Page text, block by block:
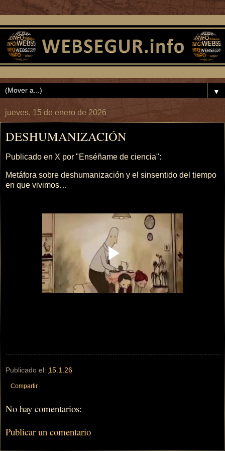
▼
jueves, 15 de enero de 2026
DESHUMANIZACIÓN
Publicado en X por "Enséñame de ciencia":
Metáfora sobre deshumanización y el sinsentido del tiempo
en que vivimos…
Publicado el: 15.1.26
Compartir
No hay comentarios:
Publicar un comentario